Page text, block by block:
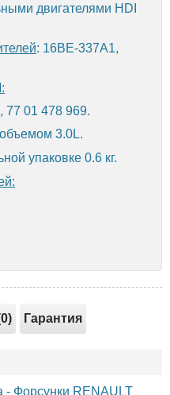
двигателями HDI
: 16BE-337A1,
77 01 478 969.
3.0L.
упаковке 0.6 кг.
Гарантия
- Форсунки RENAULT